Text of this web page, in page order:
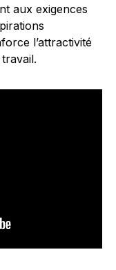
aux exigences
l’attractivité